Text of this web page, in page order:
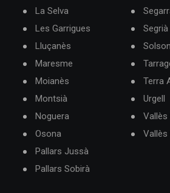
La Selva
Les Garrigues
Lluçanès
Maresme
Moianès
Montsià
Noguera
Osona
Pallars Jussà
Pallars Sobirà
Segrià
Terra
Urgell
Vallès
Vallès